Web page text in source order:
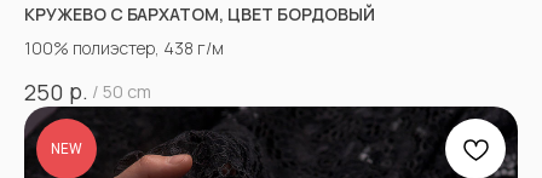
КРУЖЕВО С БАРХАТОМ, ЦВЕТ БОРДОВЫЙ
100% полиэстер, 438 г/м
250 р. / 50 cm
NEW